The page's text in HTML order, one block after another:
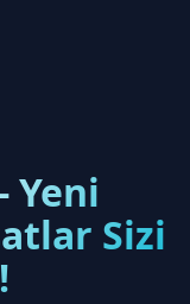
Yeni
Sizi